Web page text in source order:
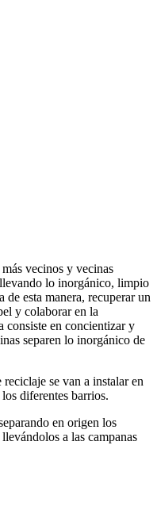
vecinos y vecinas
lo inorgánico, limpio
de esta manera, recuperar un
y colaborar en la
consiste en concientizar y
separen lo inorgánico de
se van a instalar en
diferentes barrios.
en origen los
a las campanas